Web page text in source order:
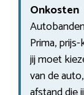
Onkosten
Prima,
jij moet
van de